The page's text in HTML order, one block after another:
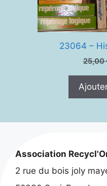
23064 –
25,00
Association
2 rue du bois joly